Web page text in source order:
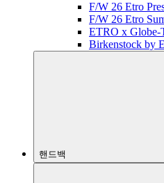
F/W 26 Etro
F/W 26 Etro
ETRO x Globe-
Birkenstock by
핸드백